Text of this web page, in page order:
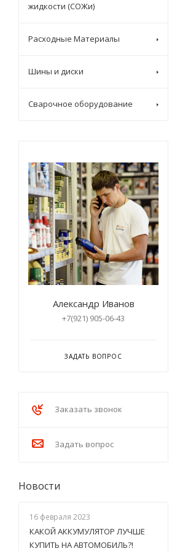
жидкости (СОЖи)
Расходные Материалы
Шины и диски
Сварочное оборудование
Александр Иванов
+7(921) 905-06-43
ЗАДАТЬ ВОПРОС
Заказать звонок
Задать вопрос
Новости
16 февраля 2023
КАКОЙ АККУМУЛЯТОР ЛУЧШЕ
КУПИТЬ НА АВТОМОБИЛЬ?!